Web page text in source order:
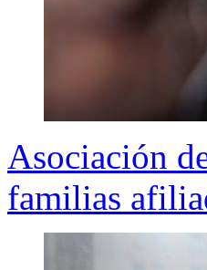
Asociación
familias